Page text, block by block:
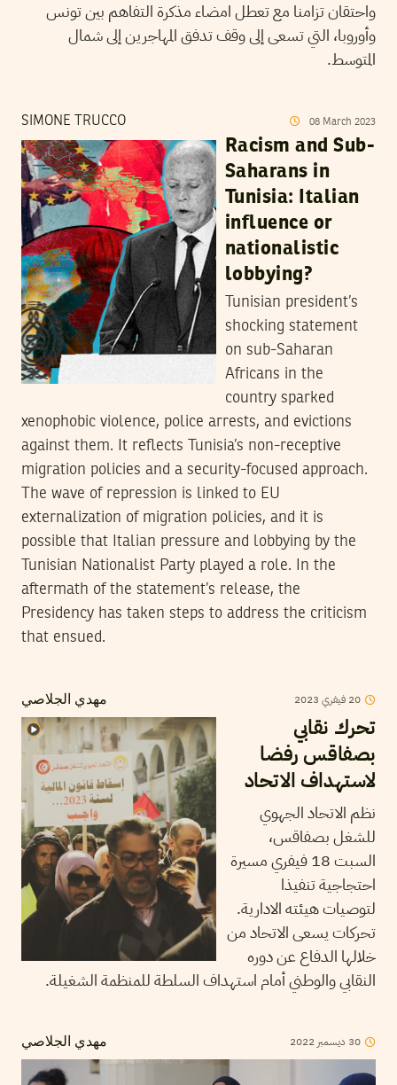
واحتقان تزامنا مع تعطل امضاء مذكرة التفاهم بين تونس
وأوروبا، التي تسعى إلى وقف تدفق المهاجرين إلى شمال
المتوسط.
SIMONE TRUCCO 08 March 2023
Racism and Sub-
Saharans in
Tunisia: Italian
influence or
nationalistic
lobbying?
Tunisian president’s
shocking statement
on sub-Saharan
Africans in the
country sparked
xenophobic violence, police arrests, and evictions
against them. It reflects Tunisia’s non-receptive
migration policies and a security-focused approach.
The wave of repression is linked to EU
externalization of migration policies, and it is
possible that Italian pressure and lobbying by the
Tunisian Nationalist Party played a role. In the
aftermath of the statement’s release, the
Presidency has taken steps to address the criticism
that ensued.
مهدي الجلاصي 20 فيفري 2023
تحرك نقابي
بصفاقس رفضا
لاستهداف الاتحاد
نظم الاتحاد الجهوي
للشغل بصفاقس،
السبت 18 فيفري مسيرة
احتجاجية تنفيذا
لتوصيات هيئته الادارية.
تحركات يسعى الاتحاد من
خلالها الدفاع عن دوره
النقابي والوطني أمام استهداف السلطة للمنظمة الشغيلة.
مهدي الجلاصي 30 ديسمبر 2022